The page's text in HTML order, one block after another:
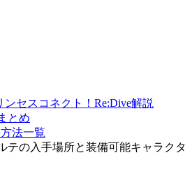
セスコネクト！Re:Dive解説
とめ
法一覧
テの入手場所と装備可能キャラクタ